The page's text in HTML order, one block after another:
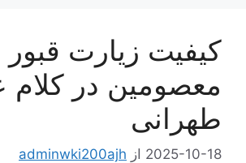
کیفیت زیارت قبور
معصومین در کلام
طهرانی
2025-10-18 از adminwki200ajh